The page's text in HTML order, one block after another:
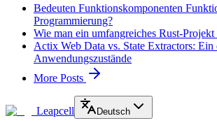
Bedeuten Funktionskomponenten
Programmierung?
Wie man ein umfangreiches Rust-
Actix Web Data vs. State Extractors: Ein
Anwendungszustände
More Posts
Leapcell Deutsch